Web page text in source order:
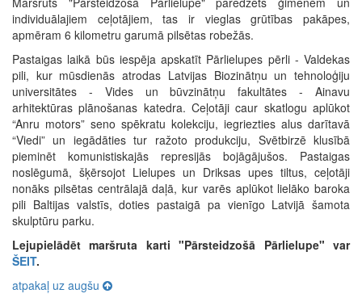
individuālajiem ceļotājiem, tas ir vieglas grūtības pakāpes,
apmēram 6 kilometru garumā pilsētas robežās.
Pastaigas laikā būs iespēja apskatīt Pārlielupes pērli - Valdekas
pili, kur mūsdienās atrodas Latvijas Biozinātņu un tehnoloģiju
universitātes - Vides un būvzinātņu fakultātes - Ainavu
arhitektūras plānošanas katedra. Ceļotāji caur skatlogu aplūkot
“Anru motors” seno spēkratu kolekciju, iegriezties alus darītavā
“Viedi” un iegādāties tur ražoto produkciju, Svētbirzē klusībā
pieminēt komunistiskajās represijās bojāgājušos. Pastaigas
noslēgumā, šķērsojot Lielupes un Driksas upes tiltus, ceļotāji
nonāks pilsētas centrālajā daļā, kur varēs aplūkot lielāko baroka
pili Baltijas valstīs, doties pastaigā pa vienīgo Latvijā šamota
skulptūru parku.
Lejupielādēt maršruta karti "Pārsteidzošā Pārlielupe" var
ŠEIT.
atpakaļ uz augšu